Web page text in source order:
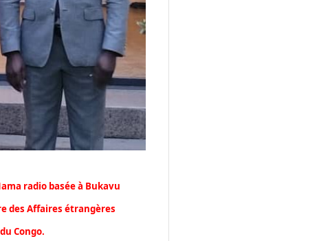
radio basée à Bukavu
des Affaires étrangères
Congo.